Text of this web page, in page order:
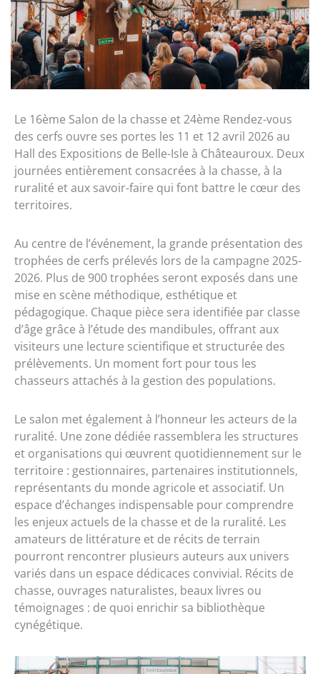
Le 16ème Salon de la chasse et 24ème Rendez-vous
des cerfs ouvre ses portes les 11 et 12 avril 2026 au
Hall des Expositions de Belle-Isle à Châteauroux. Deux
journées entièrement consacrées à la chasse, à la
ruralité et aux savoir-faire qui font battre le cœur des
territoires.
Au centre de l’événement, la grande présentation des
trophées de cerfs prélevés lors de la campagne 2025-
2026. Plus de 900 trophées seront exposés dans une
mise en scène méthodique, esthétique et
pédagogique. Chaque pièce sera identifiée par classe
d’âge grâce à l’étude des mandibules, offrant aux
visiteurs une lecture scientifique et structurée des
prélèvements. Un moment fort pour tous les
chasseurs attachés à la gestion des populations.
Le salon met également à l’honneur les acteurs de la
ruralité. Une zone dédiée rassemblera les structures
et organisations qui œuvrent quotidiennement sur le
territoire : gestionnaires, partenaires institutionnels,
représentants du monde agricole et associatif. Un
espace d’échanges indispensable pour comprendre
les enjeux actuels de la chasse et de la ruralité. Les
amateurs de littérature et de récits de terrain
pourront rencontrer plusieurs auteurs aux univers
variés dans un espace dédicaces convivial. Récits de
chasse, ouvrages naturalistes, beaux livres ou
témoignages : de quoi enrichir sa bibliothèque
cynégétique.